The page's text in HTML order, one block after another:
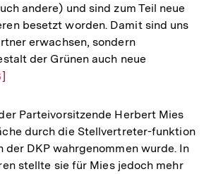
andere) und sind zum Teil neue
besetzt worden. Damit sind uns
erwachsen, sondern
der Grünen auch neue
Parteivorsitzende Herbert Mies
durch die Stellvertreter-funktion
der DKP wahrgenommen wurde. In
stellte sie für Mies jedoch mehr